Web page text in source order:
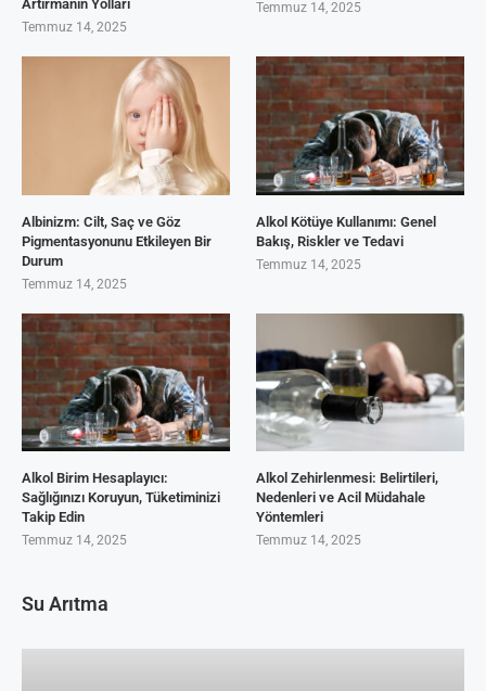
Artırmanın Yolları
Temmuz 14, 2025
Temmuz 14, 2025
Albinizm: Cilt, Saç ve Göz
Pigmentasyonunu Etkileyen Bir
Durum
Temmuz 14, 2025
Alkol Kötüye Kullanımı: Genel
Bakış, Riskler ve Tedavi
Temmuz 14, 2025
Alkol Birim Hesaplayıcı:
Sağlığınızı Koruyun, Tüketiminizi
Takip Edin
Temmuz 14, 2025
Alkol Zehirlenmesi: Belirtileri,
Nedenleri ve Acil Müdahale
Yöntemleri
Temmuz 14, 2025
Su Arıtma